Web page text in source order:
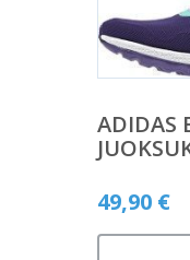
ADIDAS
49,90 €